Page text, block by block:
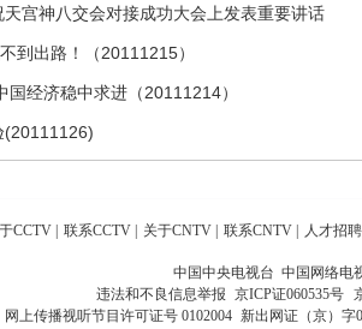
宫神八交会对接成功大会上发表重要讲话
到出路！（20111215）
国经济稳中求进（20111214）
(20111126)
CCTV | 联系CCTV | 关于CNTV | 联系CNTV | 人才招聘
中国中央电视台 中国网络电
违法和不良信息举报 京ICP证060535号
网上传播视听节目许可证号 0102004 新出网证（京）